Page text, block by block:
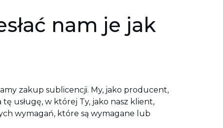
nam je jak
zakup sublicencji. My, jako producent,
usługę, w której Ty, jako nasz klient,
wymagań, które są wymagane lub